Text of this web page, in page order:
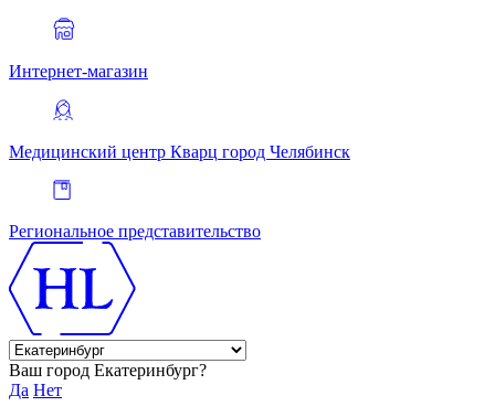
Интернет-магазин
Медицинский центр Кварц город Челябинск
Региональное представительство
Ваш город Екатеринбург?
Да Нет